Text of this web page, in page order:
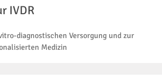
IVDR
diagnostischen Versorgung und zur
Medizin